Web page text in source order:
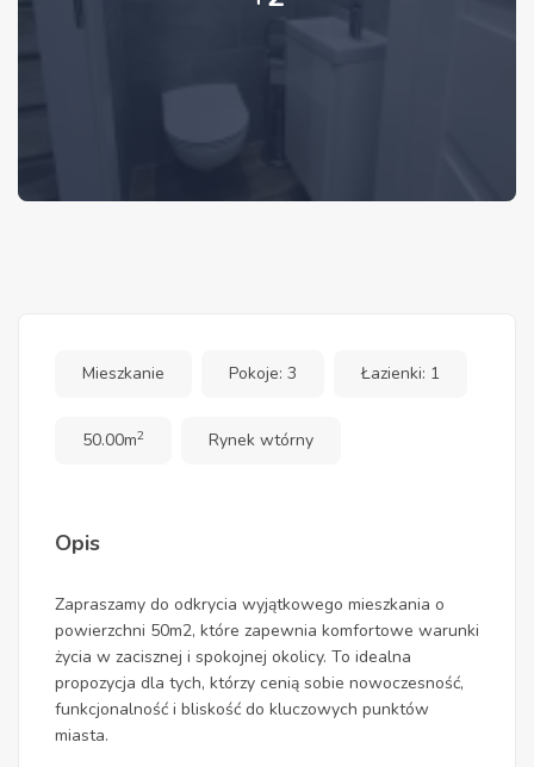
Mieszkanie Pokoje: 3 Łazienki: 1
50.00m2 Rynek wtórny
Opis
Zapraszamy do odkrycia wyjątkowego mieszkania o
powierzchni 50m2, które zapewnia komfortowe warunki
życia w zacisznej i spokojnej okolicy. To idealna
propozycja dla tych, którzy cenią sobie nowoczesność,
funkcjonalność i bliskość do kluczowych punktów
miasta.